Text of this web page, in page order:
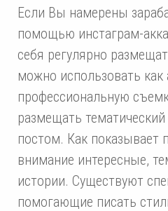
Если Вы намерены
помощью инстаграм-
себя регулярно
можно использовать как
профессиональную
размещать
постом. Как показывает
внимание интересные,
истории. Существуют
помогающие писать